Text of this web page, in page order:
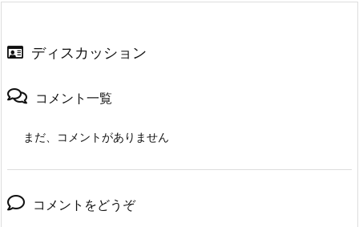
ディスカッション
コメント一覧
まだ、コメントがありません
コメントをどうぞ